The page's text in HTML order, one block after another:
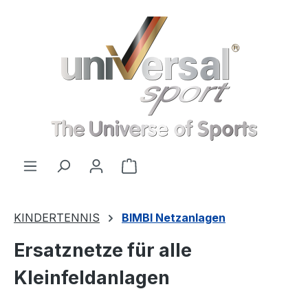
Warenkorb enthält 0
KINDERTENNIS BIMBI Netzanlagen
Ersatznetze für alle
Kleinfeldanlagen